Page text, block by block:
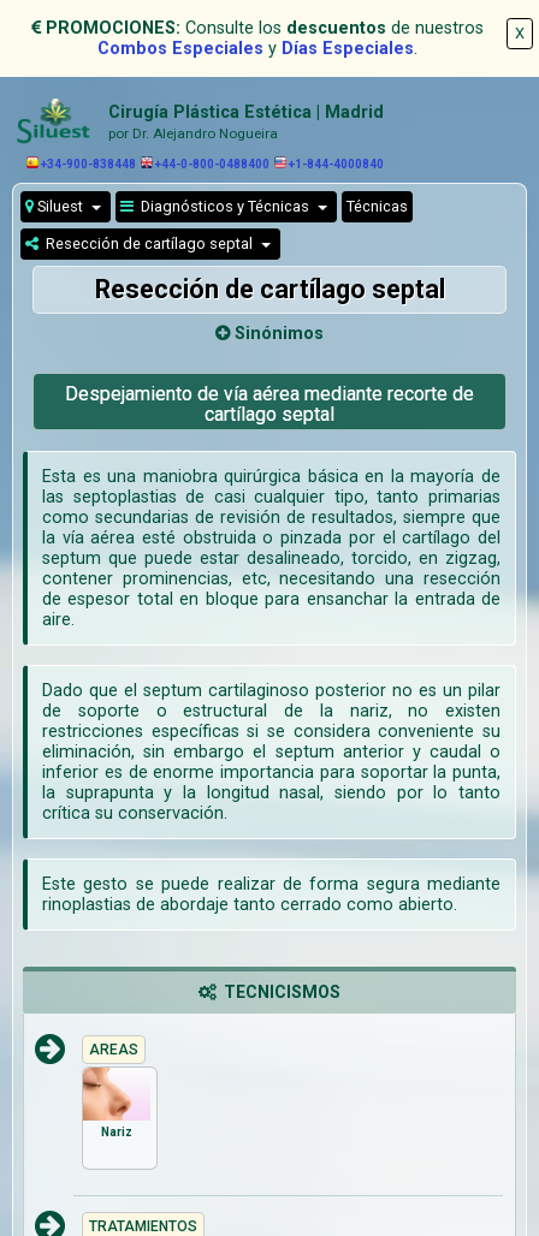
X
PROMOCIONES: Consulte los descuentos de nuestros
Combos Especiales y Días Especiales.
Cirugía Plástica Estética | Madrid
por Dr. Alejandro Nogueira
+34-900-838448 +44-0-800-0488400 +1-844-4000840
Siluest Diagnósticos y Técnicas Técnicas
Resección de cartílago septal
Resección de cartílago septal
Sinónimos
Despejamiento de vía aérea mediante recorte de
cartílago septal
Esta es una maniobra quirúrgica básica en la mayoría de
las septoplastias de casi cualquier tipo, tanto primarias
como secundarias de revisión de resultados, siempre que
la vía aérea esté obstruida o pinzada por el cartílago del
septum que puede estar desalineado, torcido, en zigzag,
contener prominencias, etc, necesitando una resección
de espesor total en bloque para ensanchar la entrada de
aire.
Dado que el septum cartilaginoso posterior no es un pilar
de soporte o estructural de la nariz, no existen
restricciones específicas si se considera conveniente su
eliminación, sin embargo el septum anterior y caudal o
inferior es de enorme importancia para soportar la punta,
la suprapunta y la longitud nasal, siendo por lo tanto
crítica su conservación.
Este gesto se puede realizar de forma segura mediante
rinoplastias de abordaje tanto cerrado como abierto.
TECNICISMOS
AREAS
Nariz
TRATAMIENTOS